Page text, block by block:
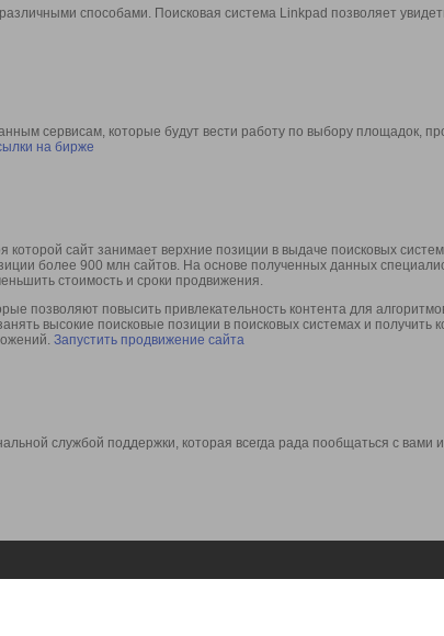
способами. Поисковая система Linkpad позволяет
сервисам, которые будут вести работу по выбору площадок,
на бирже
сайт занимает верхние позиции в выдаче поисковых
более 900 млн сайтов. На основе полученных данных
стоимость и сроки продвижения.
позволяют повысить привлекательность контента для
высокие поисковые позиции в поисковых системах и получить
Запустить продвижение сайта
службой поддержки, которая всегда рада пообщаться с